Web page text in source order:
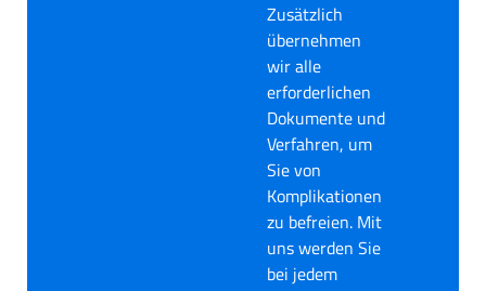
Zusätzlich
übernehmen
wir alle
erforderlichen
Dokumente und
Verfahren, um
Sie von
Komplikationen
zu befreien. Mit
uns werden Sie
bei jedem